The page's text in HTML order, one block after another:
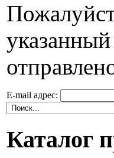
E-mail адрес:
Каталог